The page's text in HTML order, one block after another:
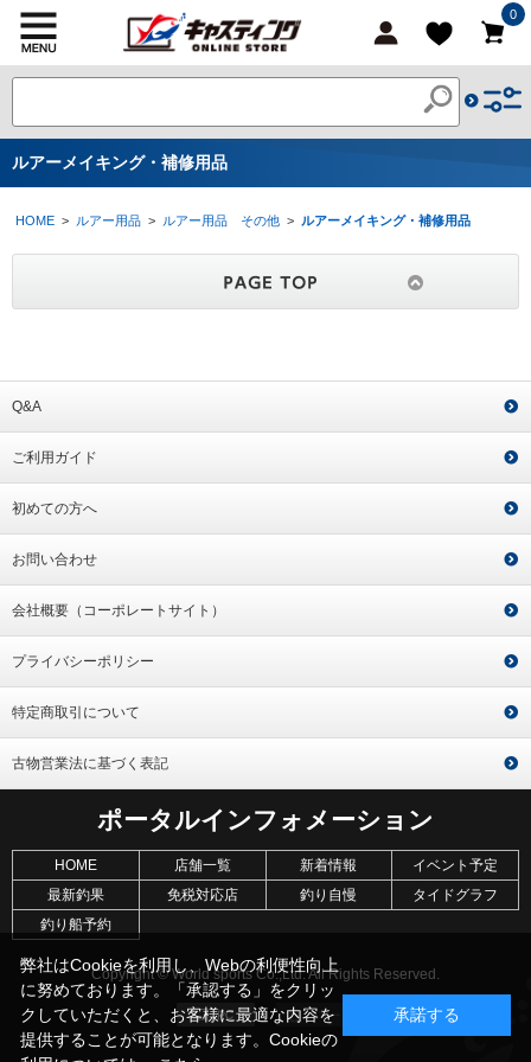
0
ルアーメイキング・補修用品
HOME > ルアー用品 > ルアー用品 その他 > ルアーメイキング・補修用品
Q&A
ご利用ガイド
初めての方へ
お問い合わせ
会社概要（コーポレートサイト）
プライバシーポリシー
特定商取引について
古物営業法に基づく表記
ポータルインフォメーション
HOME 店舗一覧 新着情報
イベント予定
最新釣果
免税対応店 釣り自慢
タイドグラフ
釣り船予約
Copyright © World sports Co.,Ltd. All Rights Reserved.
弊社はCookieを利用し、Webの利便性向上
に努めております。「承認する」をクリッ
クしていただくと、お客様に最適な内容を
提供することが可能となります。Cookieの
承諾する